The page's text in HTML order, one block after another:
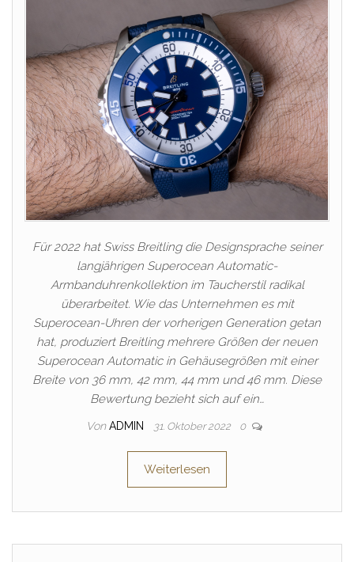
Für 2022 hat Swiss Breitling die Designsprache seiner
langjährigen Superocean Automatic-
Armbanduhrenkollektion im Taucherstil radikal
überarbeitet. Wie das Unternehmen es mit
Superocean-Uhren der vorherigen Generation getan
hat, produziert Breitling mehrere Größen der neuen
Superocean Automatic in Gehäusegrößen mit einer
Breite von 36 mm, 42 mm, 44 mm und 46 mm. Diese
Bewertung bezieht sich auf ein…
Von ADMIN 31. Oktober 2022 0
Weiterlesen